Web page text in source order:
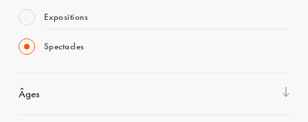
Expositions
Spectacles
Âges